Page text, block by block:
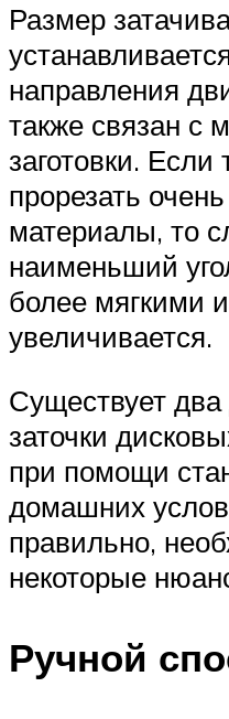
Размер
направления
также связан с
заготовки. Если
прорезать
материалы, то
наименьший
более мягкими
увеличивается.
Существует
заточки
при помощи
домашних
правильно,
некоторые
Ручной